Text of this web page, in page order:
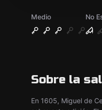
Medio
No
Sobre la
En 1605, Miguel de